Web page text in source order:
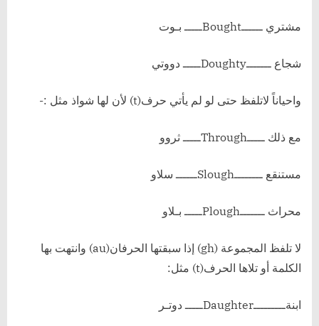
مشتري ــــــBoughtـــــ بـوت
شجاع ـــــــDoughtyـــــ دووتي
واحياناً لاتلفظ حتى لو لم يأتي حرف(t) لأن لها شواذ مثل :-
مع ذلك ـــــThroughـــــ ثروو
مستنقع ــــــــSloughــــــ سلاو
محراث ـــــــPloughـــــ بـلاو
لا تلفظ المجموعة (gh) إذا سبقتها الحرفان(au) وانتهت بها
الكلمة أو تلاها الحرف(t) مثل:
ابنةـــــــــDaughterـــــ دوتـر